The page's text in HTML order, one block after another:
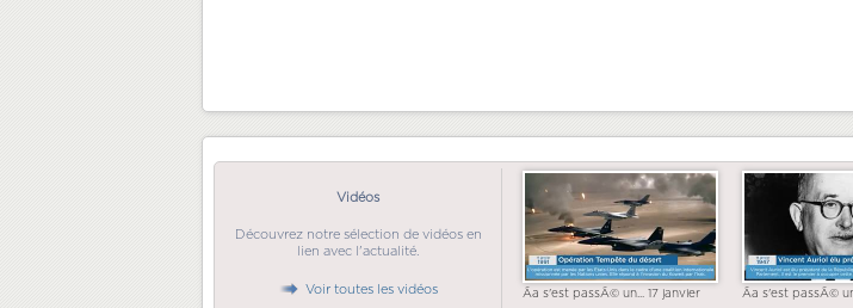
Vidéos
Découvrez notre sélection de vidéos en
lien avec l'actualité.
Voir toutes les vidéos Ãa s'est passÃ© un... 17 janvier Ãa s'est passÃ©